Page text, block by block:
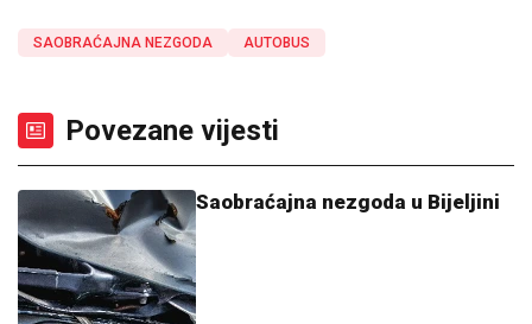
SAOBRAĆAJNA NEZGODA AUTOBUS
Povezane vijesti
Saobraćajna nezgoda u Bijeljini